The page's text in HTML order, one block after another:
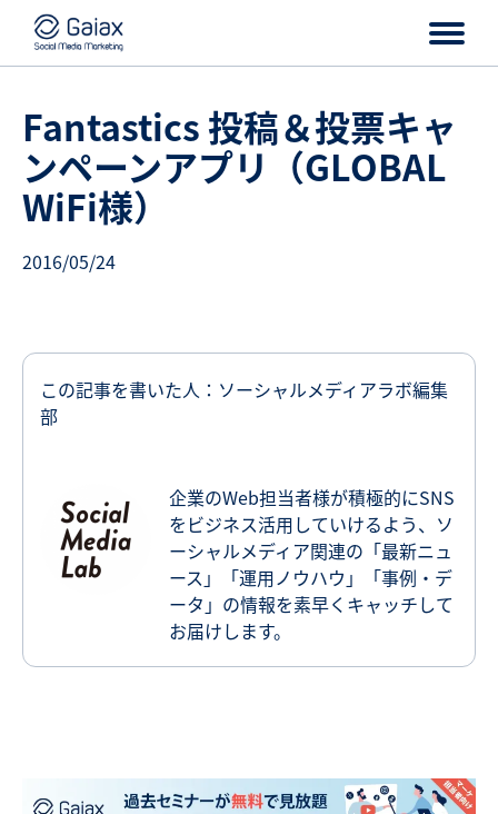
Fantastics 投稿＆投票キャ
ンペーンアプリ（GLOBAL
WiFi様）
2016/05/24
この記事を書いた人：ソーシャルメディアラボ編集
部
企業のWeb担当者様が積極的にSNS
をビジネス活用していけるよう、ソ
ーシャルメディア関連の「最新ニュ
ース」「運用ノウハウ」「事例・デ
ータ」の情報を素早くキャッチして
お届けします。